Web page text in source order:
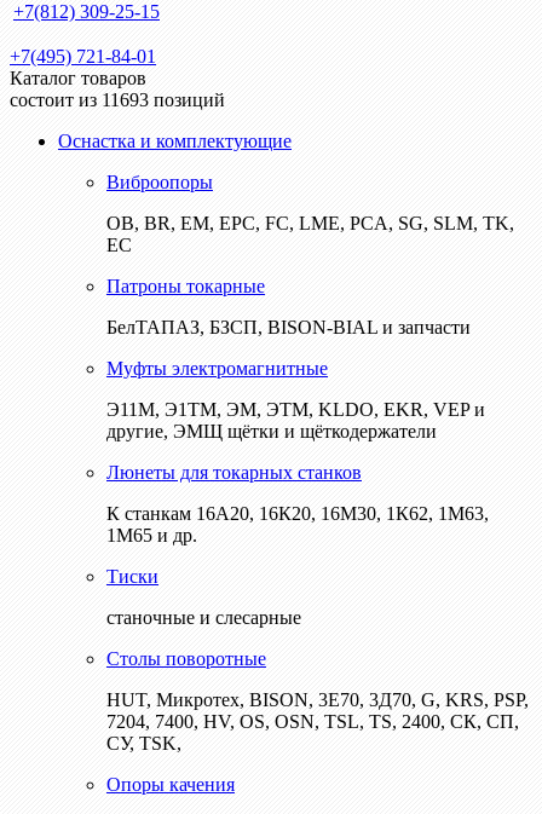
+7(812) 309-25-15
+7(495) 721-84-01
Каталог товаров
состоит из 11693 позиций
Оснастка и комплектующие
Виброопоры
ОВ, BR, EM, EPC, FC, LME, PCA, SG, SLM, TK,
EC
Патроны токарные
БелТАПАЗ, БЗСП, BISON-BIAL и запчасти
Муфты электромагнитные
Э11М, Э1ТМ, ЭМ, ЭТМ, KLDO, EKR, VEP и
другие, ЭМЩ щётки и щёткодержатели
Люнеты для токарных станков
К станкам 16А20, 16К20, 16М30, 1К62, 1М63,
1М65 и др.
Тиски
станочные и слесарные
Столы поворотные
HUT, Микротех, BISON, 3Е70, 3Д70, G, KRS, PSP,
7204, 7400, HV, OS, OSN, TSL, TS, 2400, СК, СП,
СУ, TSK,
Опоры качения